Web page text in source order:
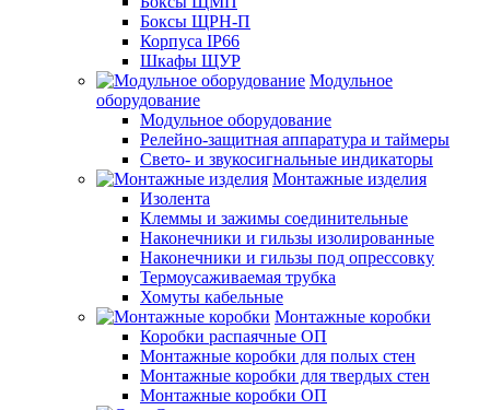
Боксы ЩРН-П
Корпуса IP66
Шкафы ЩУР
Модульное
оборудование
Модульное оборудование
Релейно-защитная аппаратура и таймеры
Свето- и звукосигнальные индикаторы
Монтажные изделия
Изолента
Клеммы и зажимы соединительные
Наконечники и гильзы изолированные
Наконечники и гильзы под опрессовку
Термоусаживаемая трубка
Хомуты кабельные
Монтажные коробки
Коробки распаячные ОП
Монтажные коробки для полых стен
Монтажные коробки для твердых стен
Монтажные коробки ОП